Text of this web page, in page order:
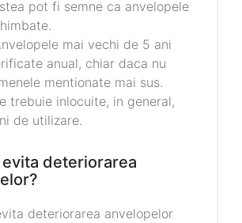
pot fi semne ca anvelopele
mai vechi de 5 ani
anual, chiar daca nu
mentionate mai sus.
trebuie inlocuite, in general,
de utilizare.
deteriorarea
deteriorarea anvelopelor